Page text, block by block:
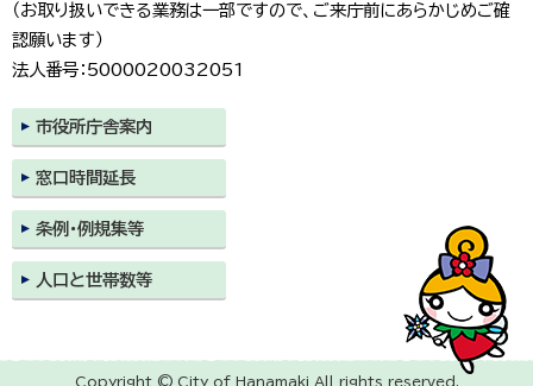
（お取り扱いできる業務は一部ですので、ご来庁前にあらかじめご確
認願います）
法人番号：5000020032051
市役所庁舎案内
窓口時間延長
条例・例規集等
人口と世帯数等
Copyright © City of Hanamaki All rights reserved.